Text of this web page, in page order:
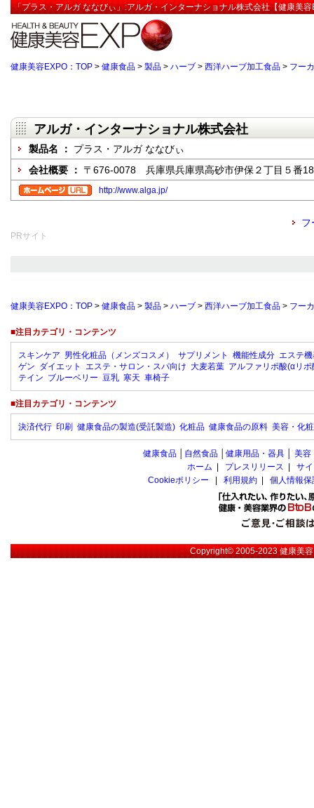
「プラス・アルガ ななびぃ」:アルガ・インターナショナル株式会社【健康美容
健康美容EXPO：TOP > 健康食品 > 製品 > ハーブ > 西洋ハーブ加工食品 > フー
アルガ・インターナショナル株式会社
製品名 ： プラス・アルガ ななびぃ
会社概要 ： 〒676-0078 兵庫県兵庫県高砂市伊保２丁目５番
http://www.alga.jp/
フ
PRサイト
健康美容EXPO：TOP > 健康食品 > 製品 > ハーブ > 西洋ハーブ加工食品 > フー
■注目カテゴリ・コンテンツ
スキンケア 男性化粧品（メンズコスメ） サプリメント 機能性成分 エステ
ゲン ダイエット エステ・サロン・スパ向け 大麦若葉 アルファリポ酸(αリポ
テイン ブルーベリー 豆乳 寒天 車椅子
■注目カテゴリ・コンテンツ
決済代行 印刷 健康食品の製造(受託製造) 化粧品 健康食品の原料 美容・化
健康食品 自然食品 健康用品・器具 美容
ホーム
プレスリリース
サ
Cookieポリシー
利用規約 個人情報
Copyright© 2005-2023健康美